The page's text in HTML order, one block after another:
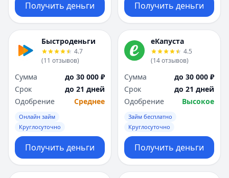
Получить деньги Получить деньги
Быстроденьги
4.7
(11 отзывов)
Сумма
до 30 000 ₽
Срок
до 21 дней
Одобрение
Среднее
Онлайн займ
Круглосуточно
Получить деньги
еКапуста
4.5
(14отзывов)
Сумма
до 30 000 ₽
Срок
до 21 дней
Одобрение
Высокое
Займ бесплатно
Круглосуточно
Получить деньги